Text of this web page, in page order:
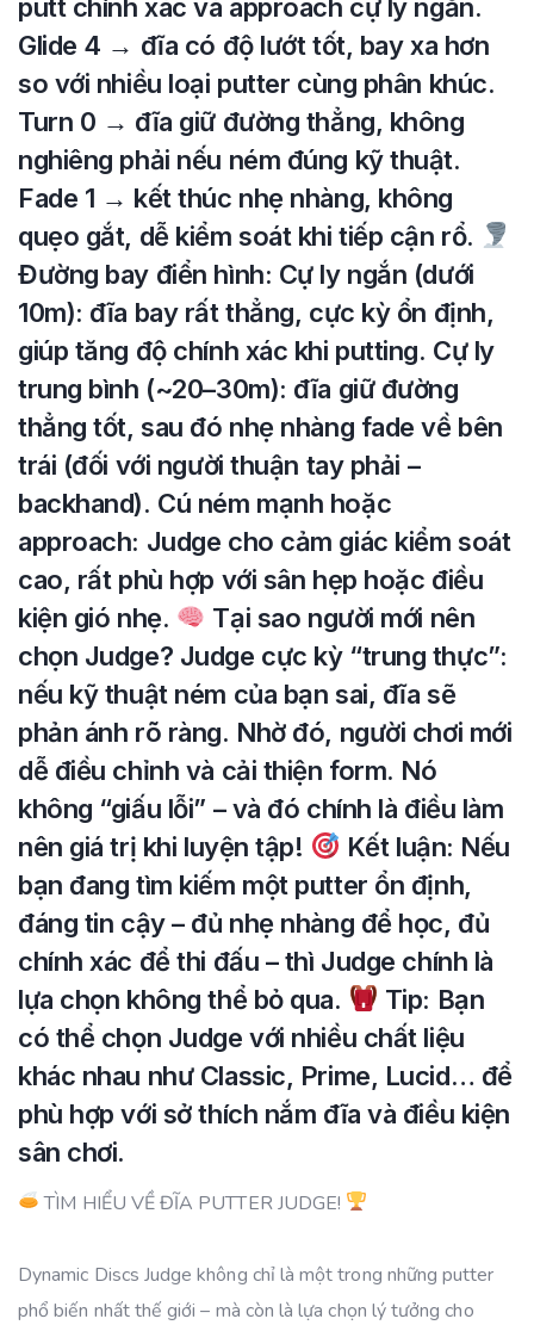
putt chính xác và approach cự ly ngắn.
Glide 4 → đĩa có độ lướt tốt, bay xa hơn
so với nhiều loại putter cùng phân khúc.
Turn 0 → đĩa giữ đường thẳng, không
nghiêng phải nếu ném đúng kỹ thuật.
Fade 1 → kết thúc nhẹ nhàng, không
quẹo gắt, dễ kiểm soát khi tiếp cận rổ.
Đường bay điển hình: Cự ly ngắn (dưới
10m): đĩa bay rất thẳng, cực kỳ ổn định,
giúp tăng độ chính xác khi putting. Cự ly
trung bình (~20–30m): đĩa giữ đường
thẳng tốt, sau đó nhẹ nhàng fade về bên
trái (đối với người thuận tay phải –
backhand). Cú ném mạnh hoặc
approach: Judge cho cảm giác kiểm soát
cao, rất phù hợp với sân hẹp hoặc điều
kiện gió nhẹ.
Tại sao người mới nên
chọn Judge? Judge cực kỳ “trung thực”:
nếu kỹ thuật ném của bạn sai, đĩa sẽ
phản ánh rõ ràng. Nhờ đó, người chơi mới
dễ điều chỉnh và cải thiện form. Nó
không “giấu lỗi” – và đó chính là điều làm
nên giá trị khi luyện tập!
Kết luận: Nếu
bạn đang tìm kiếm một putter ổn định,
đáng tin cậy – đủ nhẹ nhàng để học, đủ
chính xác để thi đấu – thì Judge chính là
lựa chọn không thể bỏ qua.
Tip: Bạn
có thể chọn Judge với nhiều chất liệu
khác nhau như Classic, Prime, Lucid… để
phù hợp với sở thích nắm đĩa và điều kiện
sân chơi.
TÌM HIỂU VỀ ĐĨA PUTTER JUDGE!
Dynamic Discs Judge không chỉ là một trong những putter
phổ biến nhất thế giới – mà còn là lựa chọn lý tưởng cho